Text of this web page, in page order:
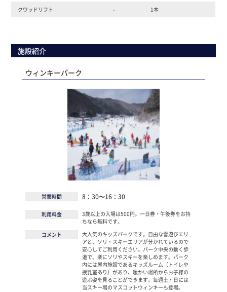
クワッドリフト - 1本
施設紹介
ウィンキーパーク
営業時間 8：30〜16：30
利用料金
3歳以上の入場は500円。一日券・午後券をお持
ちなら無料です。
コメント
大人気のキッズパークです。自由な雪遊びエリ
アと、ソリ・スキーエリアが分かれているので
安心してご利用ください。パーク中央の動く歩
道で、楽にソリやスキーを楽しめます。パーク
内には屋内施設であるキッズルーム（トイレや
授乳室あり）があり、暖かい場所からお子様の
遊ぶ姿を見ることができます。毎週土・日には
当スキー場のマスコットウィンキーも登場。